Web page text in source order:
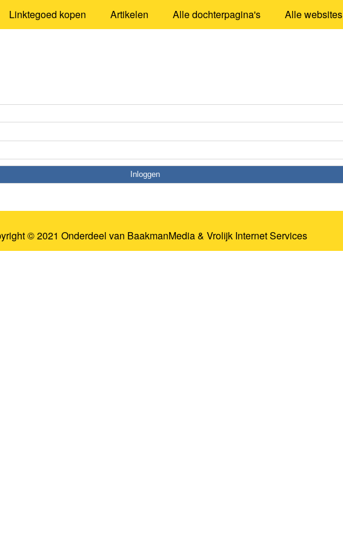
Linktegoed kopen Artikelen Alle dochterpagina's Alle websites
© 2021 Onderdeel van BaakmanMedia& Vrolijk Internet Services